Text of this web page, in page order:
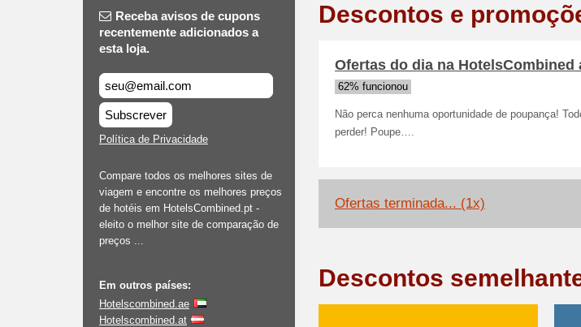
Receba avisos de cupons
recentemente adicionados a
esta loja.
Subscrever
Política de Privacidade
Compare todos os melhores sites de
viagem e encontre os melhores preços
de hotéis em HotelsCombined.pt -
eleito o melhor site de comparação de
preços ...
Em outros países:
Hotelscombined.ae
Hotelscombined.at
Descontos e
Ofertas do dia na HotelsCombined
62% funcionou
Não perca nenhuma oportunidade de poupança!
perder! Poupe….
Ofertas terminada... (1x)
Descontos